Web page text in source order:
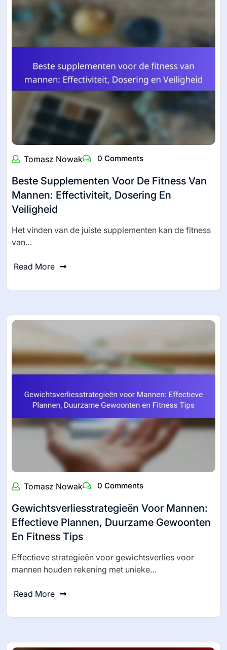
Tomasz Nowak 0 Comments
Beste Supplementen Voor De Fitness Van
Mannen: Effectiviteit, Dosering En
Veiligheid
Het vinden van de juiste supplementen kan de fitness
van…
Read More
Tomasz Nowak 0 Comments
Gewichtsverliesstrategieën Voor Mannen:
Effectieve Plannen, Duurzame Gewoonten
En Fitness Tips
Effectieve strategieën voor gewichtsverlies voor
mannen houden rekening met unieke…
Read More